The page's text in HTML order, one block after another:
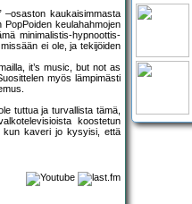
–osaston kaukaisimmasta
keulahahmojen
minimalistis-hypnoottis-
ei ole, ja tekijöiden
it’s music, but not as
myös lämpimästi
tuttua ja turvallista tämä,
koostetun
kun kaveri jo kysyisi, että